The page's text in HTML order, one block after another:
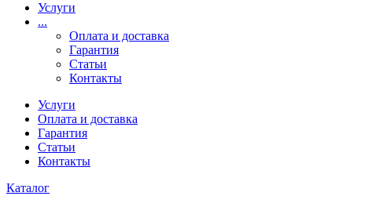
Услуги
...
Оплата и доставка
Гарантия
Статьи
Контакты
Услуги
Оплата и доставка
Гарантия
Статьи
Контакты
Каталог